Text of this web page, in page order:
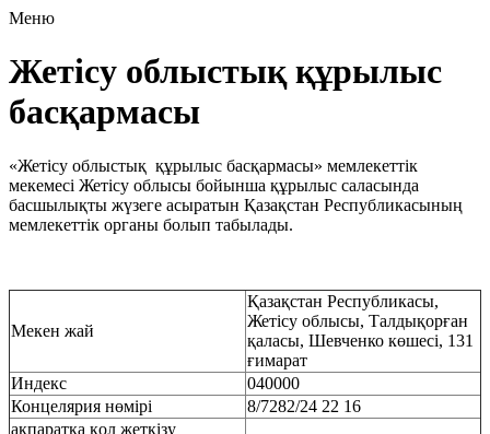
Меню
Жетісу облыстық құрылыс
басқармасы
«Жетісу облыстық құрылыс басқармасы» мемлекеттік
мекемесі Жетісу облысы бойынша құрылыс саласында
басшылықты жүзеге асыратын Қазақстан Республикасының
мемлекеттік органы болып табылады.
Мекен жай
Қазақстан Республикасы,
Жетісу облысы, Талдықорған
қаласы, Шевченко көшесі, 131
ғимарат
Индекс
040000
Концелярия нөмірі
8/7282/24 22 16
ақпаратқа қол жеткізу